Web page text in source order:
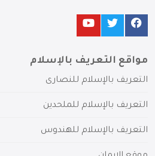
مواقع التعريف بالإسلام
التعريف بالإسلام للنصارى
التعريف بالإسلام للملحدين
التعريف بالإسلام للهندوس